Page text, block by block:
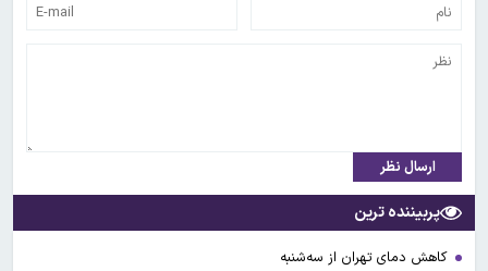
ارسال نظر
پربیننده ترین
کاهش دمای تهران از سه‌شنبه